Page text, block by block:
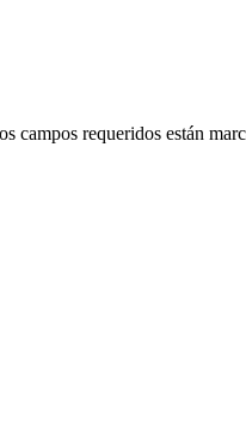
campos requeridos están